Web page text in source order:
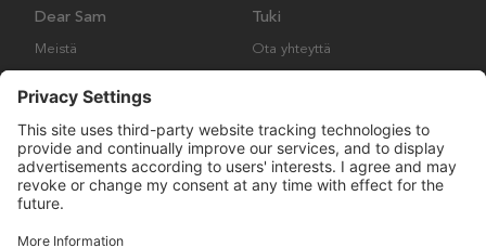
Dear Sam
Meistä
Tuki
Ota yhteyttä
Palautukset ja vaatimukset